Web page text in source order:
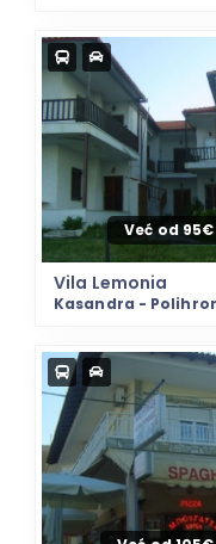
Već od 95€
Vila Lemonia
Kasandra -